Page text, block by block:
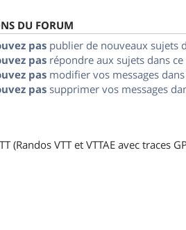
DU FORUM
pas publier de nouveaux sujets
pas répondre aux sujets dans
pas modifier vos messages
passupprimer vos messages
(Randos VTT et VTTAE avec traces